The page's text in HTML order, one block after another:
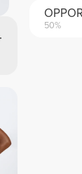
50%